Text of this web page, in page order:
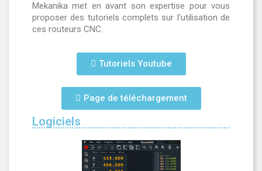
Mekanika met en avant son expertise pour vous
proposer des tutoriels complets sur l'utilisation de
ces routeurs CNC.
Tutoriels Youtube
Page de téléchargement
Logiciels